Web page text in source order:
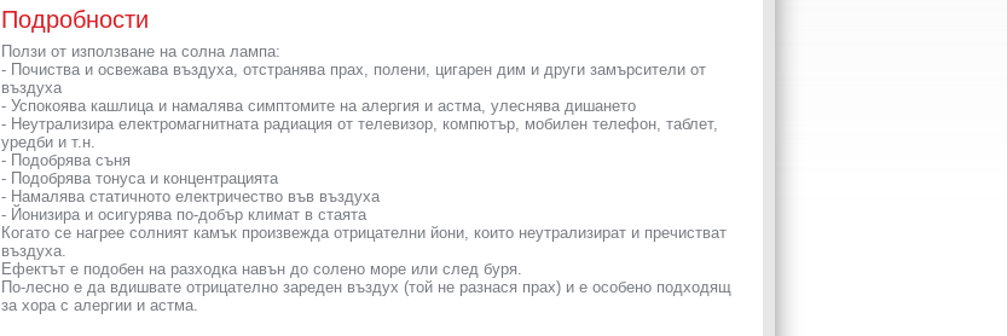
Подробности
Ползи от използване на солна лампа:
- Почиства и освежава въздуха, отстранява прах, полени, цигарен дим и други замърсители от
въздуха
- Успокоява кашлица и намалява симптомите на алергия и астма, улеснява дишането
- Неутрализира електромагнитната радиация от телевизор, компютър, мобилен телефон, таблет,
уредби и т.н.
- Подобрява съня
- Подобрява тонуса и концентрацията
- Намалява статичното електричество във въздуха
- Йонизира и осигурява по-добър климат в стаята
Когато се нагрее солният камък произвежда отрицателни йони, които неутрализират и пречистват
въздуха.
Ефектът е подобен на разходка навън до солено море или след буря.
По-лесно е да вдишвате отрицателно зареден въздух (той не разнася прах) и е особено подходящ
за хора с алергии и астма.